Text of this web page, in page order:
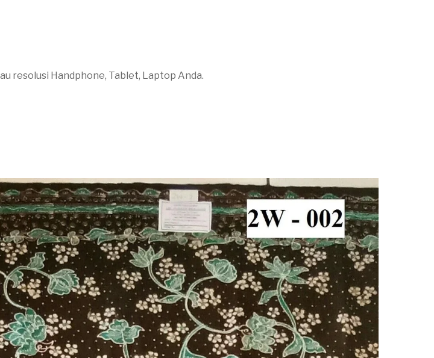
resolusi Handphone, Tablet, Laptop Anda.